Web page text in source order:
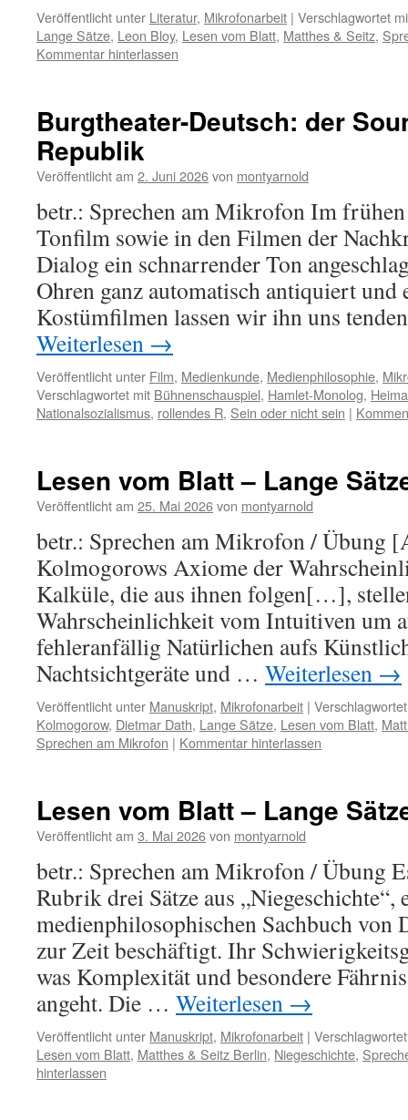
Veröffentlicht unter Literatur, Mikrofonarbeit | Verschlagwortet
Lange Sätze, Leon Bloy, Lesen vom Blatt, Matthes & Seitz,
Kommentar hinterlassen
Burgtheater-Deutsch: der
Republik
Veröffentlicht am 2. Juni 2026von montyarnold
betr.: Sprechen am Mikrofon Im
Tonfilm sowie in den Filmen der
Dialog ein schnarrender Ton
Ohren ganz automatisch antiquiert
Kostümfilmen lassen wir ihn uns
Weiterlesen →
Veröffentlicht unter Film, Medienkunde, Medienphilosophie,
Verschlagwortet mit Bühnenschauspiel, Hamlet-Monolog,
Nationalsozialismus, rollendes R, Sein oder nicht sein |
Lesen vom Blatt – Lange
Veröffentlicht am 25. Mai 2026von montyarnold
betr.: Sprechen am Mikrofon / Übung
Kolmogorows Axiome der
Kalküle, die aus ihnen folgen[…],
Wahrscheinlichkeit vom Intuitiven um
fehleranfällig Natürlichen aufs
Nachtsichtgeräte und … Weiterlesen →
Veröffentlicht unter Manuskript, Mikrofonarbeit |
Kolmogorow, Dietmar Dath, Lange Sätze, Lesen vom Blatt,
Sprechen am Mikrofon | Kommentar hinterlassen
Lesen vom Blatt – Lange
Veröffentlicht am 3. Mai 2026von montyarnold
betr.: Sprechen am Mikrofon / Übung
Rubrik drei Sätze aus „Niegeschichte“,
medienphilosophischen Sachbuch von
zur Zeit beschäftigt. Ihr
was Komplexität und besondere
angeht. Die … Weiterlesen →
Veröffentlicht unter Manuskript, Mikrofonarbeit |
Lesen vom Blatt, Matthes & Seitz Berlin, Niegeschichte,
hinterlassen